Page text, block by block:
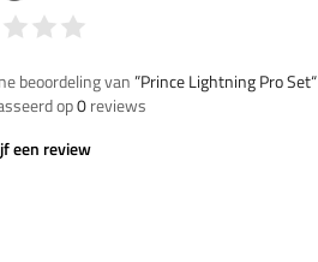
beoordeling van”Prince Lightning Pro Set“
op0reviews
een review